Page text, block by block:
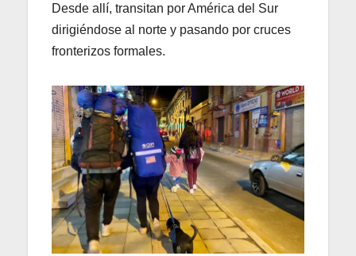
Desde allí, transitan por América del Sur
dirigiéndose al norte y pasando por cruces
fronterizos formales.